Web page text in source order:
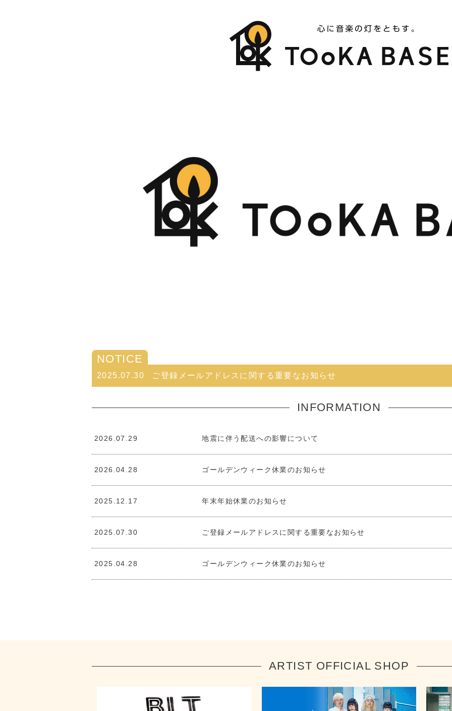
NOTICE
2025.07.30 ご登録メールアドレスに関する重要なお知らせ
INFORMATION
2026.07.29 地震に伴う配送への影響について
2026.04.28 ゴールデンウィーク休業のお知らせ
2025.12.17 年末年始休業のお知らせ
2025.07.30 ご登録メールアドレスに関する重要なお知らせ
2025.04.28 ゴールデンウィーク休業のお知らせ
ARTIST OFFICIAL SHOP